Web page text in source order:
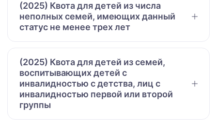
(2025) Квота для детей из числа
неполных семей, имеющих данный
статус не менее трех лет
(2025) Квота для детей из семей,
воспитывающих детей с
инвалидностью с детства, лиц с
инвалидностью первой или второй
группы